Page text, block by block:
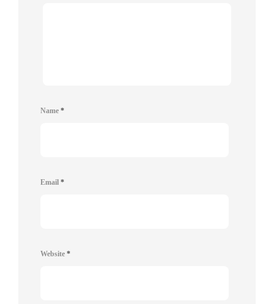
Name *
Email *
Website *